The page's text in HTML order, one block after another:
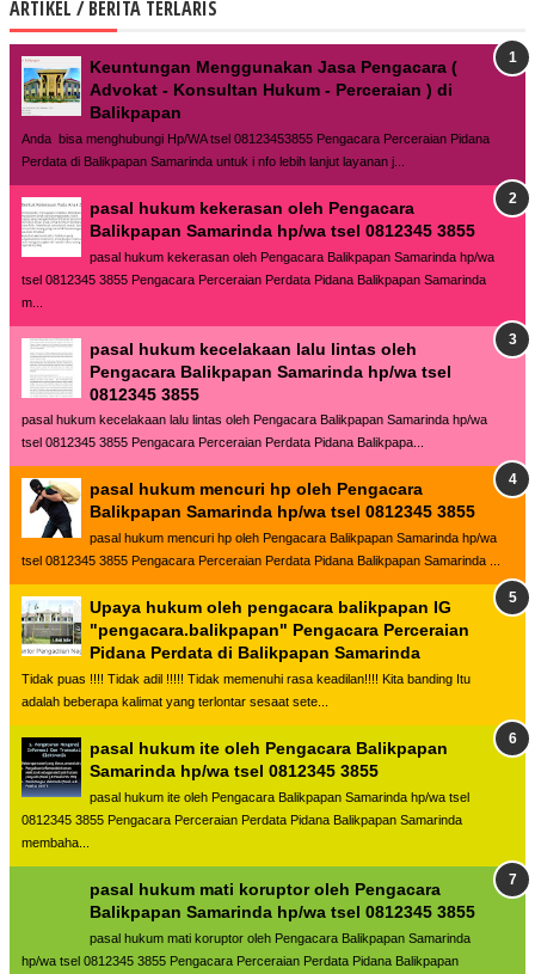
ARTIKEL / BERITA TERLARIS
Keuntungan Menggunakan Jasa Pengacara (
Advokat - Konsultan Hukum - Perceraian ) di
Balikpapan
Anda bisa menghubungi Hp/WA tsel 08123453855 Pengacara Perceraian Pidana
Perdata di Balikpapan Samarinda untuk i nfo lebih lanjut layanan j...
pasal hukum kekerasan oleh Pengacara
Balikpapan Samarinda hp/wa tsel 0812345 3855
pasal hukum kekerasan oleh Pengacara Balikpapan Samarinda hp/wa
tsel 0812345 3855 Pengacara Perceraian Perdata Pidana Balikpapan Samarinda
m...
pasal hukum kecelakaan lalu lintas oleh
Pengacara Balikpapan Samarinda hp/wa tsel
0812345 3855
pasal hukum kecelakaan lalu lintas oleh Pengacara Balikpapan Samarinda hp/wa
tsel 0812345 3855 Pengacara Perceraian Perdata Pidana Balikpapa...
pasal hukum mencuri hp oleh Pengacara
Balikpapan Samarinda hp/wa tsel 0812345 3855
pasal hukum mencuri hp oleh Pengacara Balikpapan Samarinda hp/wa
tsel 0812345 3855 Pengacara Perceraian Perdata Pidana Balikpapan Samarinda ...
Upaya hukum oleh pengacara balikpapan IG
"pengacara.balikpapan" Pengacara Perceraian
Pidana Perdata di Balikpapan Samarinda
Tidak puas !!!! Tidak adil !!!!! Tidak memenuhi rasa keadilan!!!! Kita banding Itu
adalah beberapa kalimat yang terlontar sesaat sete...
pasal hukum ite oleh Pengacara Balikpapan
Samarinda hp/wa tsel 0812345 3855
pasal hukum ite oleh Pengacara Balikpapan Samarinda hp/wa tsel
0812345 3855 Pengacara Perceraian Perdata Pidana Balikpapan Samarinda
membaha...
pasal hukum mati koruptor oleh Pengacara
Balikpapan Samarinda hp/wa tsel 0812345 3855
pasal hukum mati koruptor oleh Pengacara Balikpapan Samarinda
hp/wa tsel 0812345 3855 Pengacara Perceraian Perdata Pidana Balikpapan